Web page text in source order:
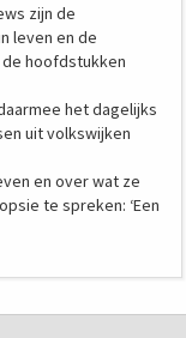
zijn de
leven en de
hoofdstukken
het dagelijks
uit volkswijken
en over wat ze
te spreken: ‘Een